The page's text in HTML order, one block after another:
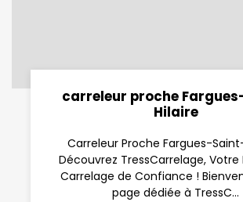
carreleur proche
Hilaire
Carreleur Proche Fargues-
Découvrez TressCarrelage, Votre
Carrelage de Confiance !
page dédiée à TressC...